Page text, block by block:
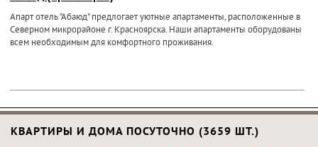
Апарт отель "Абаюд" предлогает уютные апартаменты, расположенные в
Северном микрорайоне г. Красноярска. Наши апартаменты оборудованы
всем необходимым для комфортного проживания.
КВАРТИРЫ И ДОМА ПОСУТОЧНО (3659 ШТ.)